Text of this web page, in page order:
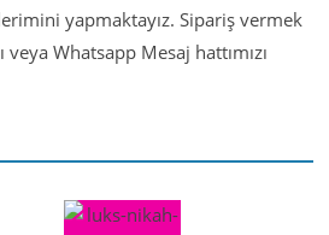
yapmaktayız. Sipariş vermek
Whatsapp Mesaj hattımızı